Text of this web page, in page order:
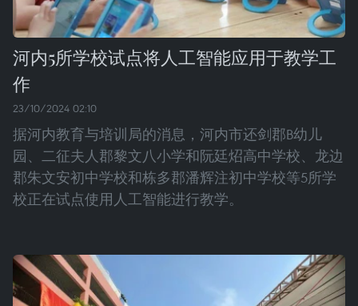
河内5所学校试点将人工智能应用于教学工
作
23/10/2024 02:10
据河内教育与培训局的消息，河内市还剑郡B幼儿
园、二征夫人郡黎文八小学和阮廷炤高中学校、龙边
郡朱文安初中学校和栋多郡潘辉注初中学校等5所学
校正在试点使用人工智能进行教学。